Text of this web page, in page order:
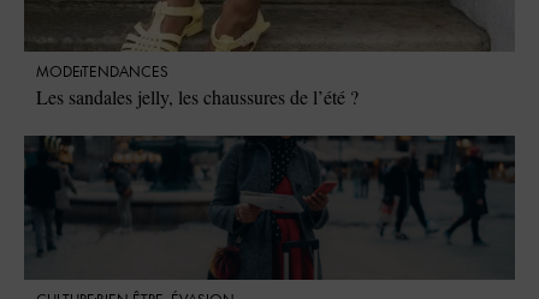
MODE TENDANCES
Les sandales jelly, les chaussures de l’été ?